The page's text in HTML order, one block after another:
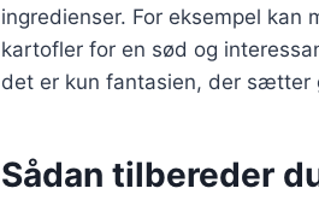
ingredienser. For eksempel kan
kartofler for en sød og
det er kun fantasien, der sætter
Sådan tilbereder